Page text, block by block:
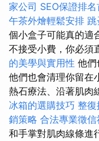
家公司 SEO保證排
午茶外燴輕鬆安排
個小盒子可能真的適
不接受小費，你必須
的美學與實用性 他們
他們也會清理你留在
熱石療法、沿著肌肉
冰箱的選購技巧 整復
銷策略 合法專業徵
和手掌對肌肉線條進